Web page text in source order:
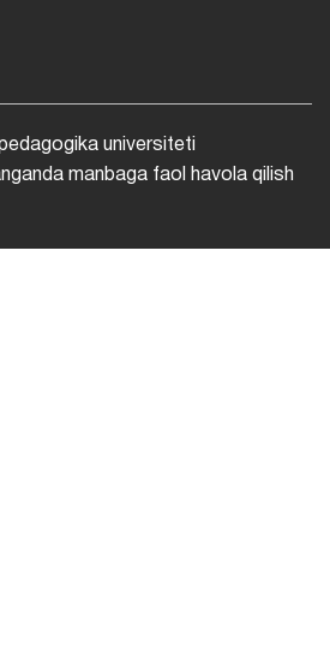
universiteti
manbaga faol havola qilish